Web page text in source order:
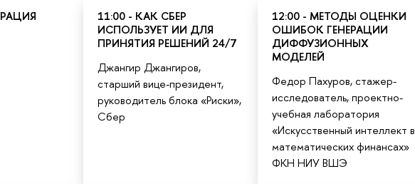
11:00 - КАК СБЕР
ИСПОЛЬЗУЕТ ИИ ДЛЯ
ПРИНЯТИЯ РЕШЕНИЙ 24/7
Джангир Джангиров,
старший вице-президент,
руководитель блока «Риски»,
Сбер
12:00 - МЕТОДЫ ОЦЕНКИ
ОШИБОК ГЕНЕРАЦИИ
ДИФФУЗИОННЫХ
МОДЕЛЕЙ
Федор Пахуров, стажер-
исследователь, проектно-
учебная лаборатория
«Искусственный интеллект в
математических финансах»
ФКН НИУ ВШЭ